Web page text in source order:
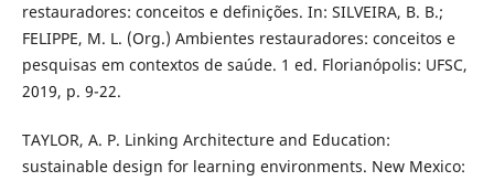
restauradores: conceitos e definições. In: SILVEIRA, B. B.;
FELIPPE, M. L. (Org.) Ambientes restauradores: conceitos e
pesquisas em contextos de saúde. 1 ed. Florianópolis: UFSC,
2019, p. 9-22.
TAYLOR, A. P. Linking Architecture and Education:
sustainable design for learning environments. New Mexico: